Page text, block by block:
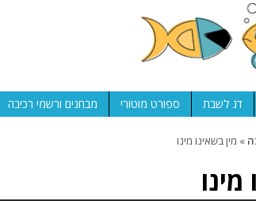
דג לשבת ספורט מוטורי מבחנים ורשמי רכיבה
» מין בשאינו מינו
מינו